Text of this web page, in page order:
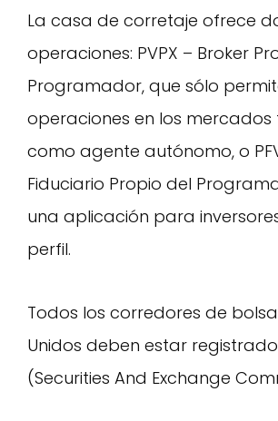
La casa de corretaje ofrece
operaciones: PVPX – Broker
Programador, que sólo
operaciones en los mercados
como agente autónomo, o
Fiduciario Propio del
una aplicación para
perfil.
Todos los corredores de
Unidos deben estar
(Securities And Exchange